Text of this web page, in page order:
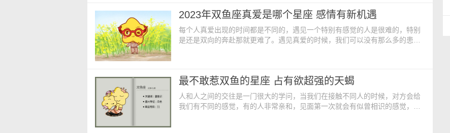
个性的一个人，他们的所作所为都不喜欢别人对自己指手画脚的。而双鱼
2023年双鱼座真爱是哪个星座 感情有新机遇
每个人真爱出现的时间都是不同的，遇见一个特别有感觉的人是很难的，特别
是还是双向的奔赴那就更难了。遇见真爱的时候，我们可以没有那么多的患得
之一。鱼儿很容易被白羊的热情奔放所吸引，投去含情脉脉的目
最不敢惹双鱼的星座 占有欲超强的天蝎
人和人之间的交往是一门很大的学问，当我们在接触不同人的时候，对方会给
我们有不同的感觉，有的人非常亲和，见面第一次就会有似曾相识的感觉，有